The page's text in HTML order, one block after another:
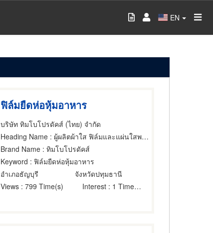
EN
ฟิล์มยืดห่อหุ้มอาหาร
บริษัท ทิมโบโปรดัคส์ (ไทย) จำกัด
Heading Name : ผู้ผลิตผ้าใส ฟิล์มและแผ่นใสพลาสติก
Brand Name : ทิมโบโปรดัคส์
Keyword : ฟิล์มยืดห่อหุ้มอาหาร
อำเภอธัญบุรี
จังหวัดปทุมธานี
Views : 799 Time(s) Interest : 1 Time(s)